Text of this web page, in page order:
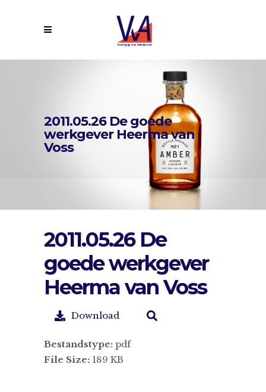
2011.05.26 De goede
werkgever Heerma van
Voss
2011.05.26 De
goede werkgever
Heerma van Voss
Download
Bestandstype: pdf
File Size: 189 KB